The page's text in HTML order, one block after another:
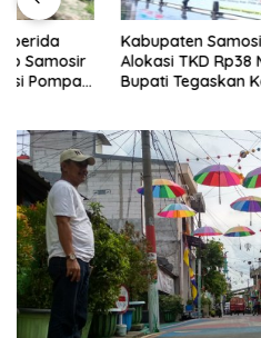
Kabupaten Samosir Dapat
Alokasi TKD Rp38 Miliar,
Bupati Tegaskan Komitmen